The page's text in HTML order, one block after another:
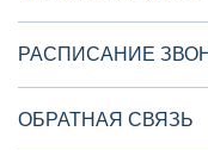
РАСПИСАНИЕ
ОБРАТНАЯ СВЯЗЬ